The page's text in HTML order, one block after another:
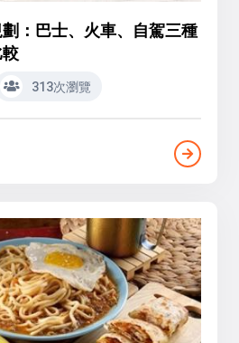
：巴士、火車、自駕三種
313次瀏覽